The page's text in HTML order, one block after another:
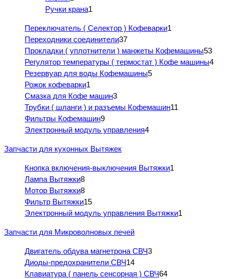
Ручки крана1
Переключатель ( Селектор ) Кофеварки1
Переходники соединители37
Прокладки ( уплотнители ) манжеты Кофемашины53
Регулятор температуры ( термостат ) Кофе машины4
Резервуар для воды Кофемашины5
Рожок кофеварки1
Смазка для Кофе машин3
Трубки ( шланги ) и разъемы Кофемашин11
Фильтры Кофемашин9
Электронный модуль управления4
Запчасти для кухонных Вытяжек
Кнопка включения-выключения Вытяжки1
Лампа Вытяжки8
Мотор Вытяжки8
Фильтр Вытяжки15
Электронный модуль управления Вытяжки1
Запчасти для Микроволновых печей
Двигатель обдува магнетрона СВЧ3
Диоды-предохранители СВЧ14
Клавиатура ( панель сенсорная ) СВЧ64